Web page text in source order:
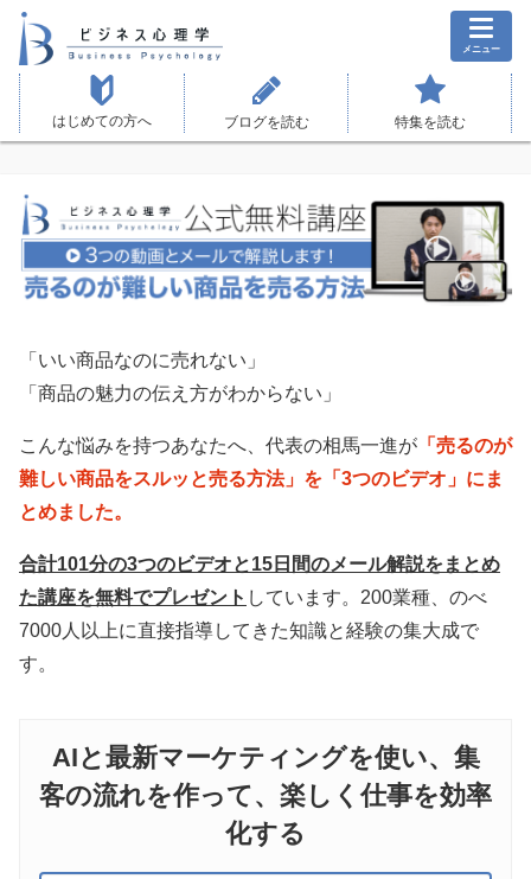
メニュー
はじめての方へ ブログを読む 特集を読む
「いい商品なのに売れない」
「商品の魅力の伝え方がわからない」
こんな悩みを持つあなたへ、代表の相馬一進が 「売るのが
難しい商品をスルッと売る方法」を「3つのビデオ」にま
とめました。
合計101分の3つのビデオと15日間のメール解説をまとめ
た講座を無料でプレゼント しています。200業種、のべ
7000人以上に直接指導してきた知識と経験の集大成で
す。
AIと最新マーケティングを使い、集
客の流れを作って、楽しく仕事を効率
化する